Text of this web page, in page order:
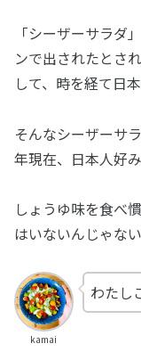
「シーザーサラダ
ンで出されたとさ
して、時を経て日
そんなシーザーサ
年現在、日本人好
しょうゆ味を食べ
はいないんじゃな
kamai
わたし